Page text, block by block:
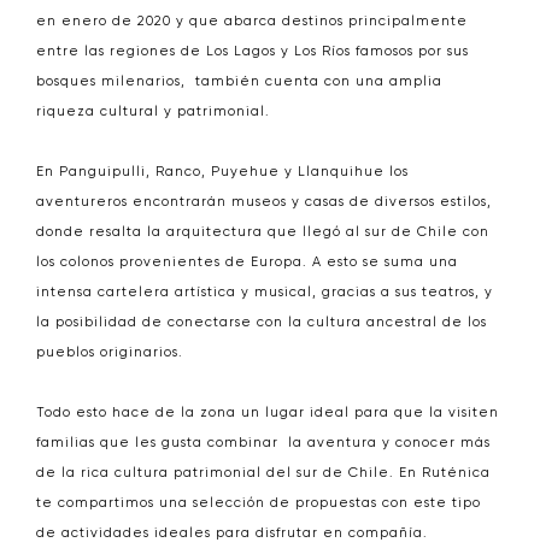
en enero de 2020 y que abarca destinos principalmente
entre las regiones de Los Lagos y Los Ríos famosos por sus
bosques milenarios, también cuenta con una amplia
riqueza cultural y patrimonial.
En Panguipulli, Ranco, Puyehue y Llanquihue los
aventureros encontrarán museos y casas de diversos estilos,
donde resalta la arquitectura que llegó al sur de Chile con
los colonos provenientes de Europa. A esto se suma una
intensa cartelera artística y musical, gracias a sus teatros, y
la posibilidad de conectarse con la cultura ancestral de los
pueblos originarios.
Todo esto hace de la zona un lugar ideal para que la visiten
familias que les gusta combinar la aventura y conocer más
de la rica cultura patrimonial del sur de Chile. En Ruténica
te compartimos una selección de propuestas con este tipo
de actividades ideales para disfrutar en compañía.